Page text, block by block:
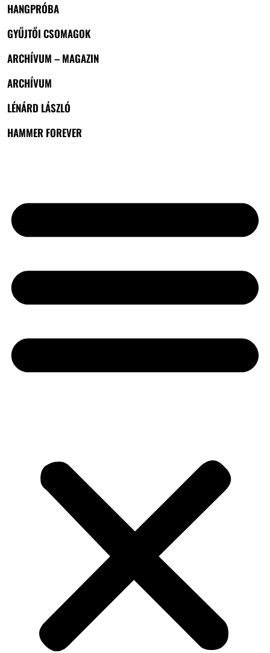
HANGPRÓBA
GYŰJTŐI CSOMAGOK
ARCHÍVUM – MAGAZIN
ARCHÍVUM
LÉNÁRD LÁSZLÓ
HAMMER FOREVER